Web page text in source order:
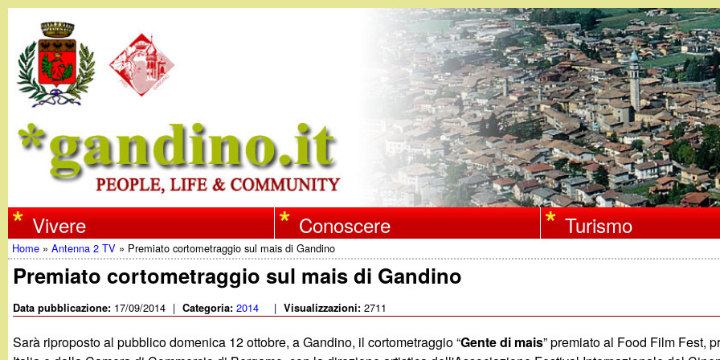
Salta
al
contenuto
principale
w
w
w
.
Vivere Conoscere Turismo
Tu
sei
qui
Home »Antenna 2 TV » Premiato cortometraggio sul mais di Gandino
Premiato cortometraggio sul mais di Gandino
Data pubblicazione: 17/09/2014 | Categoria:2014 | Visualizzazioni:2711
Sarà riproposto al pubblico domenica 12 ottobre, a Gandino, il cortometraggio “Gente di mais” premiato al Food Film Fest,